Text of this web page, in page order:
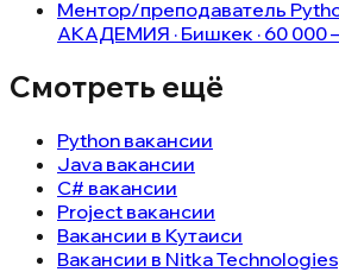
Ментор/преподаватель
АКАДЕМИЯ · Бишкек · 60 000
Смотреть ещё
Python вакансии
Java вакансии
C# вакансии
Project вакансии
Вакансии в Кутаиси
Вакансии в Nitka